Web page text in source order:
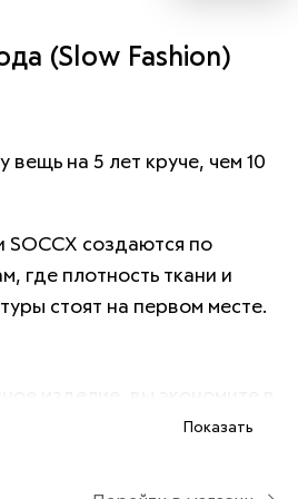
(Slow Fashion)
вещь на 5 лет круче, чем 10
SOCCX создаются по
где плотность ткани и
стоят на первом месте.
изделие, вы экономите в
ведь его не
сохраняет первозданный
Показать